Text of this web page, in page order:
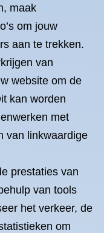
maak
om jouw
aan te trekken.
van
website om de
kan worden
met
van linkwaardige
prestaties van
van tools
het verkeer, de
om